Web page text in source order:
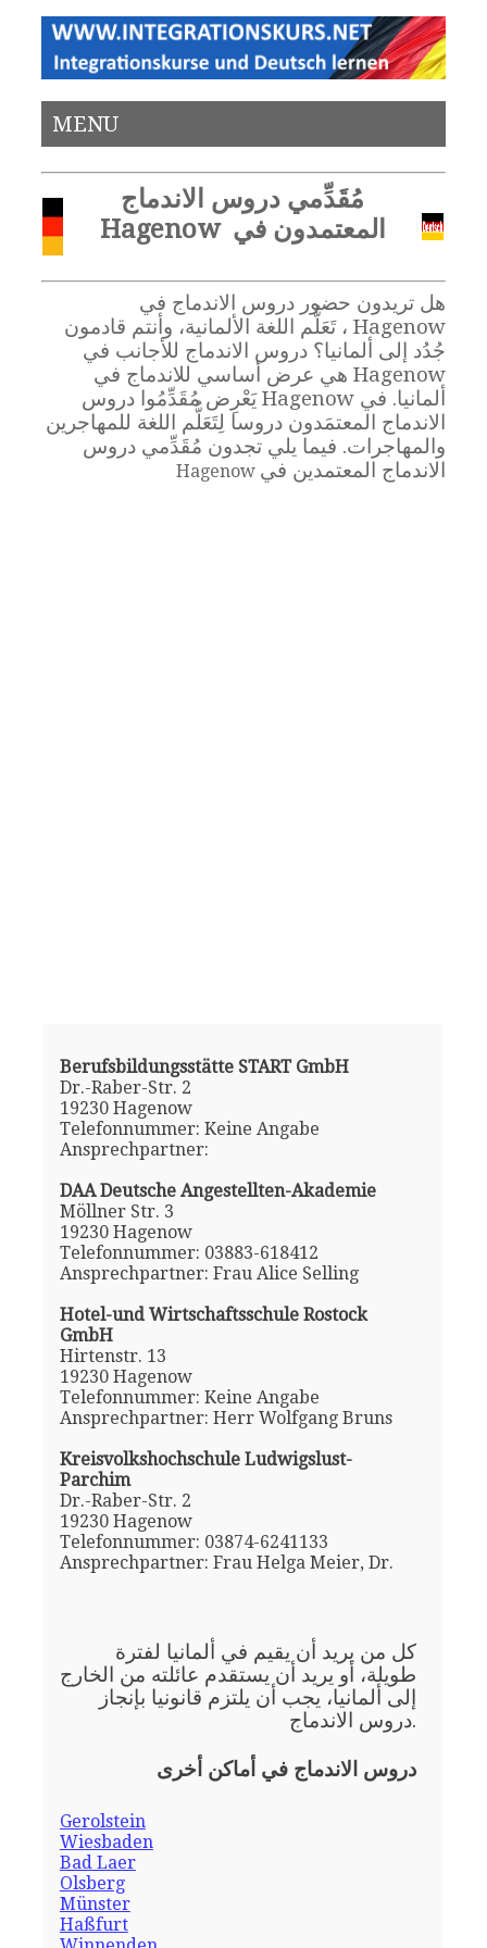
MENU
مُقَدِّمي دروس الاندماج
المعتمدون في Hagenow
هل تريدون حضور دروس الاندماج في
Hagenow ، تَعَلُّم اللغة الألمانية، وأنتم قادمون
جُدُد إلى ألمانيا؟ دروس الاندماج للأجانب في
Hagenow هي عرض أساسي للاندماج في
ألمانيا. في Hagenow يَعْرِض مُقَدِّمُوا دروس
الاندماج المعتمَدون دروسا لِتَعَلُّم اللغة للمهاجرين
والمهاجرات. فيما يلي تجدون مُقَدِّمي دروس
الاندماج المعتمدين في Hagenow
Berufsbildungsstätte START GmbH
Dr.-Raber-Str. 2
19230 Hagenow
Telefonnummer: Keine Angabe
Ansprechpartner:
DAA Deutsche Angestellten-Akademie
Möllner Str. 3
19230 Hagenow
Telefonnummer: 03883-618412
Ansprechpartner: Frau Alice Selling
Hotel-und Wirtschaftsschule Rostock
GmbH
Hirtenstr. 13
19230 Hagenow
Telefonnummer: Keine Angabe
Ansprechpartner: Herr Wolfgang Bruns
Kreisvolkshochschule Ludwigslust-
Parchim
Dr.-Raber-Str. 2
19230 Hagenow
Telefonnummer: 03874-6241133
Ansprechpartner: Frau Helga Meier, Dr.
كل من يريد أن يقيم في ألمانيا لفترة
طويلة، أو يريد أن يستقدم عائلته من الخارج
إلى ألمانيا، يجب أن يلتزم قانونيا بإنجاز
دروس الاندماج.
دروس الاندماج في أماكن أخرى
Gerolstein
Wiesbaden
Bad Laer
Olsberg
Münster
Haßfurt